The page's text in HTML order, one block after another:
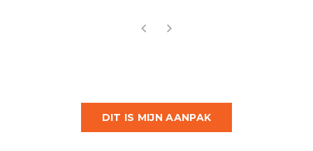
DIT IS MIJN AANPAK